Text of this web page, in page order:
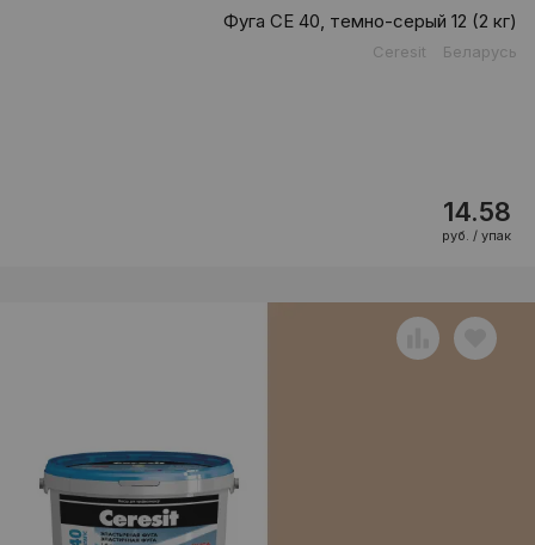
Фуга CE 40, темно-серый 12 (2 кг)
Ceresit Беларусь
14.58
руб. / упак